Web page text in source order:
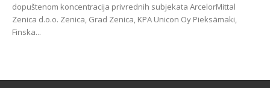
dopuštenom koncentracija privrednih subjekata ArcelorMittal
Zenica d.o.o. Zenica, Grad Zenica, KPA Unicon Oy Pieksämaki,
Finska...